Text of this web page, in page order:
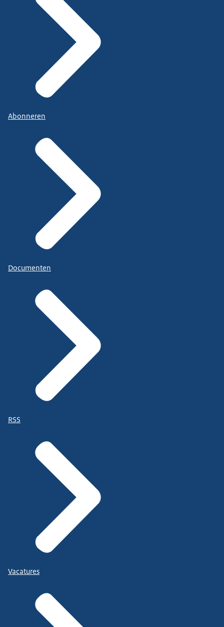
Abonneren
Documenten
RSS
Vacatures